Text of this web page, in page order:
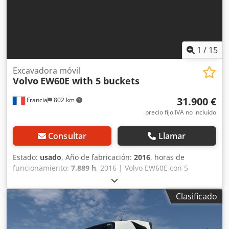
1 / 15
Francia 802 km
Excavadora móvil
Volvo EW60E with 5 buckets
31.900 €
precio fijo IVA no incluído
Consultar Llamar
Estado: usado, Año de fabricación: 2016, horas de
funcionamiento: 7.889 h, 2016 | Volvo EW60E con 5
cucharones | Excavadora móvil usada | 7889 horas 📍
Ubicación: Francia 🚛 Entrega disponible en su destino;
¡utilice nuestra calculadora de envío para estimar los
costes de transporte! 💰 Compre ahora por 31 900 EUR o
haga una oferta. El pago a la entrega está disponible por
Clasificado